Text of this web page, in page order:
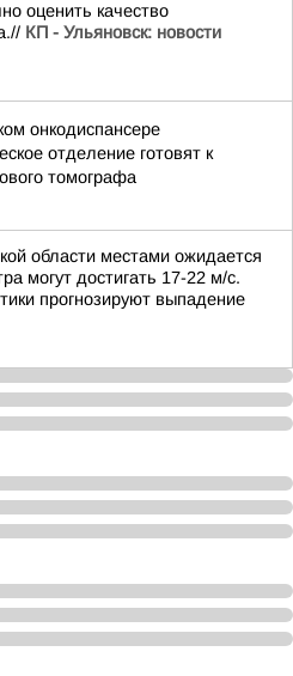
оценить качество
КП - Ульяновск: новости
онкодиспансере
отделение готовят к
томографа
области местами ожидается
могут достигать 17-22 м/с.
прогнозируют выпадение